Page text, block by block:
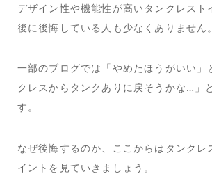
デザイン性や機能性が高いタンクレスト
後に後悔している人も少なくありません。
一部のブログでは「やめたほうがいい」
クレスからタンクありに戻そうかな…」
す。
なぜ後悔するのか、ここからはタンクレ
イントを見ていきましょう。